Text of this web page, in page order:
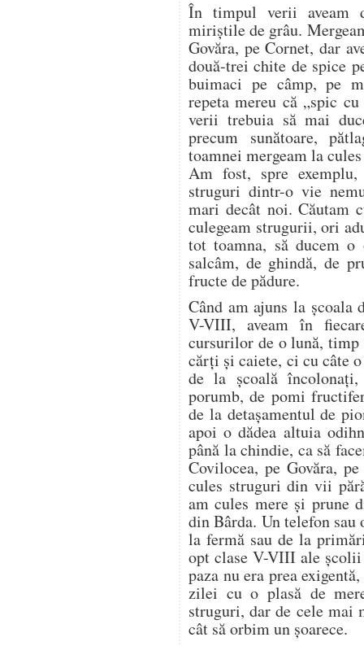
În timpul verii aveam
miriștile de grâu.
Govăra, pe Cornet, dar
două-trei chite de spice
buimaci pe câmp, pe
repeta mereu că „spic
verii trebuia să mai
precum sunătoare,
toamnei mergeam la
Am fost, spre
struguri dintr-o vie
mari decât noi. Căutam
culegeam strugurii, ori
tot toamna, să ducem o
salcâm, de ghindă, de
fructe de pădure.
Când am ajuns la școala
V-VIII, aveam în
cursurilor de o lună, timp
cărți și caiete, ci cu câte
de la școală
porumb, de pomi
de la detașamentul de
apoi o dădea altuia
până la chindie, ca să
Covilocea, pe Govăra,
cules struguri din vii
am cules mere și prune
din Bârda. Un telefon sau
la fermă sau de la
opt clase V-VIII ale școlii
paza nu era prea
zilei cu o plasă de
struguri, dar de cele mai
cât să orbim un șoarece.